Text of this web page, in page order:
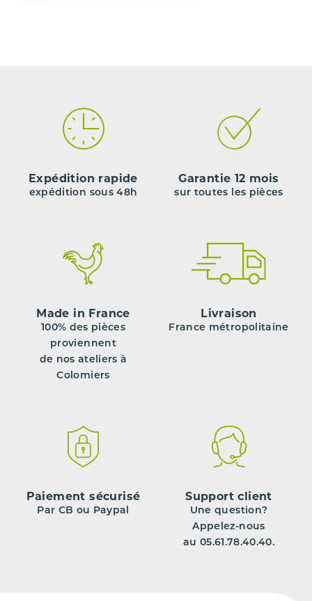
Expédition rapide
expédition sous 48h
Garantie 12 mois
sur toutes les pièces
Made in France
100% des pièces
proviennent
de nos ateliers à
Colomiers
Livraison
France métropolitaine
Paiement sécurisé
Par CB ou Paypal
Support client
Une question?
Appelez-nous
au 05.61.78.40.40.